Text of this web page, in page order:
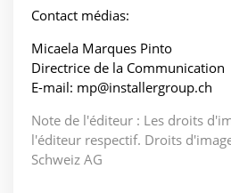
Contact médias:
Micaela Marques Pinto
Directrice de la Communication
E-mail: mp@installergroup.ch
Note de l'éditeur : Les droits
l'éditeur respectif. Droits
Schweiz AG